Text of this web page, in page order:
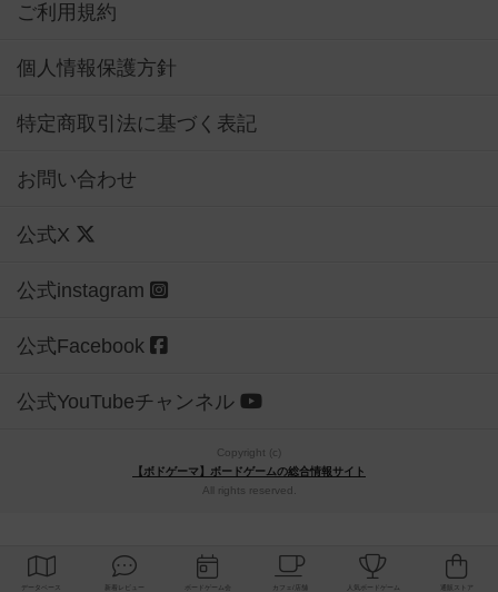
ご利用規約
個人情報保護方針
特定商取引法に基づく表記
お問い合わせ
公式X
公式instagram
公式Facebook
公式YouTubeチャンネル
Copyright (c)
【ボドゲーマ】ボードゲームの総合情報サイト
All rights reserved.